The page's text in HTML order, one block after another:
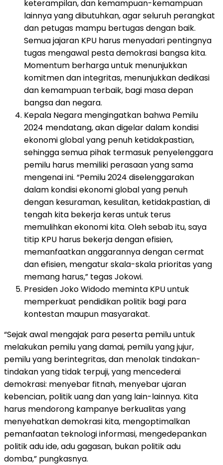
keterampilan, dan kemampuan-kemampuan
lainnya yang dibutuhkan, agar seluruh perangkat
dan petugas mampu bertugas dengan baik.
Semua jajaran KPU harus menyadari pentingnya
tugas mengawal pesta demokrasi bangsa kita.
Momentum berharga untuk menunjukkan
komitmen dan integritas, menunjukkan dedikasi
dan kemampuan terbaik, bagi masa depan
bangsa dan negara.
Kepala Negara mengingatkan bahwa Pemilu
2024 mendatang, akan digelar dalam kondisi
ekonomi global yang penuh ketidakpastian,
sehingga semua pihak termasuk penyelenggara
pemilu harus memiliki perasaan yang sama
mengenai ini. “Pemilu 2024 diselenggarakan
dalam kondisi ekonomi global yang penuh
dengan kesuraman, kesulitan, ketidakpastian, di
tengah kita bekerja keras untuk terus
memulihkan ekonomi kita. Oleh sebab itu, saya
titip KPU harus bekerja dengan efisien,
memanfaatkan anggarannya dengan cermat
dan efisien, mengatur skala-skala prioritas yang
memang harus,” tegas Jokowi.
Presiden Joko Widodo meminta KPU untuk
memperkuat pendidikan politik bagi para
kontestan maupun masyarakat.
“Sejak awal mengajak para peserta pemilu untuk
melakukan pemilu yang damai, pemilu yang jujur,
pemilu yang berintegritas, dan menolak tindakan-
tindakan yang tidak terpuji, yang mencederai
demokrasi: menyebar fitnah, menyebar ujaran
kebencian, politik uang dan yang lain-lainnya. Kita
harus mendorong kampanye berkualitas yang
menyehatkan demokrasi kita, mengoptimalkan
pemanfaatan teknologi informasi, mengedepankan
politik adu ide, adu gagasan, bukan politik adu
domba,” pungkasnya.